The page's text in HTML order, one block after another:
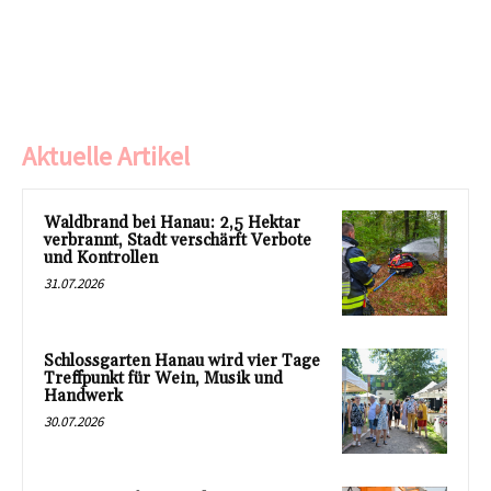
Aktuelle Artikel
Waldbrand bei Hanau: 2,5 Hektar
verbrannt, Stadt verschärft Verbote
und Kontrollen
31.07.2026
Schlossgarten Hanau wird vier Tage
Treffpunkt für Wein, Musik und
Handwerk
30.07.2026